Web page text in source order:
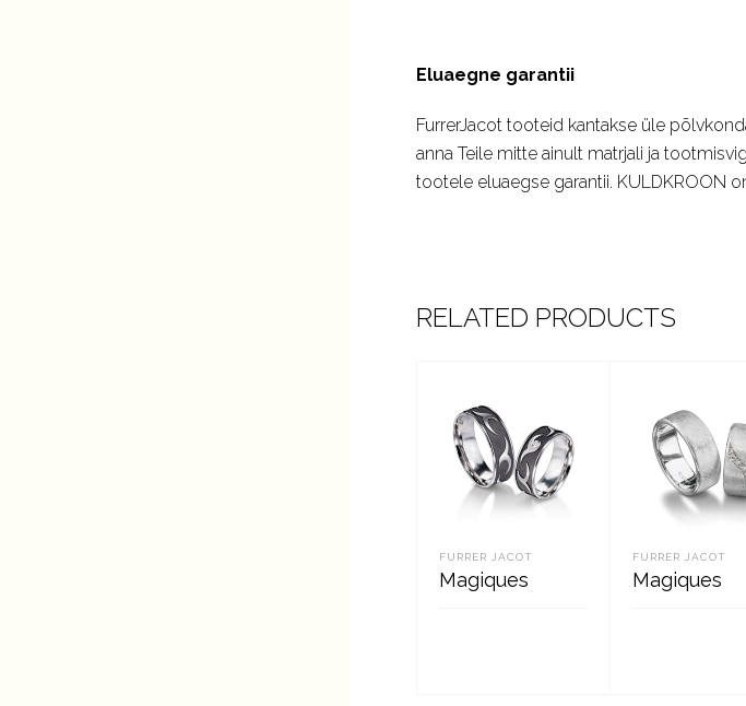
Eluaegne garantii
FurrerJacot tooteid kantakse üle
anna Teile mitte ainult matrjali ja
tootele eluaegse garantii. KULDKROON
RELATED PRODUCTS
FURRER JACOT
Magiques
FURRER JACOT
Magiques